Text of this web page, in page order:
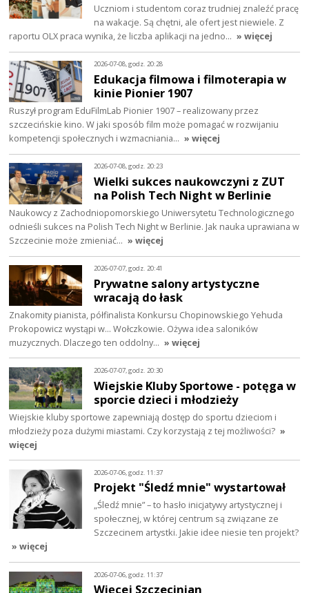
Uczniom i studentom coraz trudniej znaleźć pracę
na wakacje. Są chętni, ale ofert jest niewiele. Z
raportu OLX praca wynika, że liczba aplikacji na jedno… » więcej
2026-07-08, godz. 20:28
Edukacja filmowa i filmoterapia w
kinie Pionier 1907
Ruszył program EduFilmLab Pionier 1907 – realizowany przez
szczecińskie kino. W jaki sposób film może pomagać w rozwijaniu
kompetencji społecznych i wzmacniania… » więcej
2026-07-08, godz. 20:23
Wielki sukces naukowczyni z ZUT
na Polish Tech Night w Berlinie
Naukowcy z Zachodniopomorskiego Uniwersytetu Technologicznego
odnieśli sukces na Polish Tech Night w Berlinie. Jak nauka uprawiana w
Szczecinie może zmieniać… » więcej
2026-07-07, godz. 20:41
Prywatne salony artystyczne
wracają do łask
Znakomity pianista, półfinalista Konkursu Chopinowskiego Yehuda
Prokopowicz wystąpi w… Wołczkowie. Ożywa idea saloników
muzycznych. Dlaczego ten oddolny… » więcej
2026-07-07, godz. 20:30
Wiejskie Kluby Sportowe - potęga w
sporcie dzieci i młodzieży
Wiejskie kluby sportowe zapewniają dostęp do sportu dzieciom i
młodzieży poza dużymi miastami. Czy korzystają z tej możliwości? »
więcej
2026-07-06, godz. 11:37
Projekt "Śledź mnie" wystartował
„Śledź mnie” – to hasło inicjatywy artystycznej i
społecznej, w której centrum są związane ze
Szczecinem artystki. Jakie idee niesie ten projekt?
» więcej
2026-07-06, godz. 11:37
Więcej Szczecinian